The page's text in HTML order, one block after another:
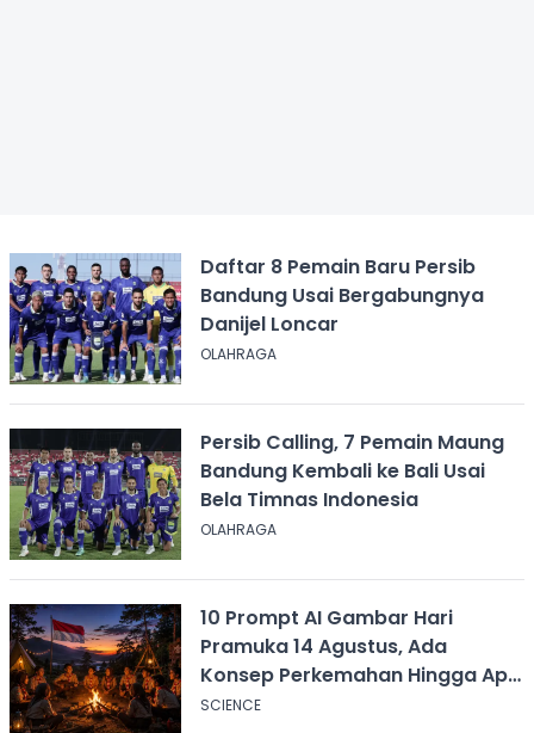
Daftar 8 Pemain Baru Persib
Bandung Usai Bergabungnya
Danijel Loncar
OLAHRAGA
Persib Calling, 7 Pemain Maung
Bandung Kembali ke Bali Usai
Bela Timnas Indonesia
OLAHRAGA
10 Prompt AI Gambar Hari
Pramuka 14 Agustus, Ada
Konsep Perkemahan Hingga Api
Unggun
SCIENCE